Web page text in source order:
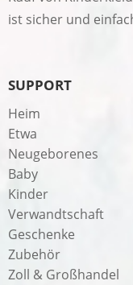
ist sicher und
SUPPORT
Heim
Etwa
Neugeborenes
Baby
Kinder
Verwandtschaft
Geschenke
Zubehör
Zoll & Großhandel